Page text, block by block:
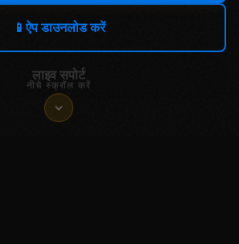
📱ऐप डाउनलोड करें
लाइव सपोर्ट
नीचे स्क्रॉल करें